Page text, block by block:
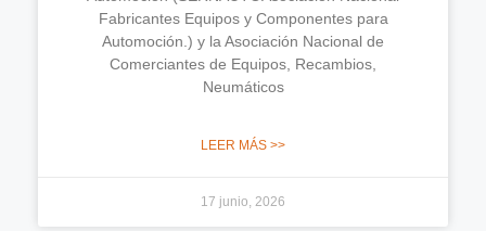
Fabricantes Equipos y Componentes para
Automoción.) y la Asociación Nacional de
Comerciantes de Equipos, Recambios,
Neumáticos
LEER MÁS >>
17 junio, 2026